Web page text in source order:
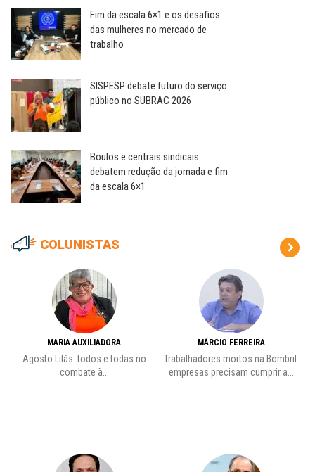
Fim da escala 6×1 e os desafios
das mulheres no mercado de
trabalho
SISPESP debate futuro do serviço
público no SUBRAC 2026
Boulos e centrais sindicais
debatem redução da jornada e fim
da escala 6×1
COLUNISTAS
MARIA AUXILIADORA
Agosto Lilás: todos e todas no
combate à...
MÁRCIO FERREIRA
Trabalhadores mortos na Bombril:
empresas precisam cumprir a...